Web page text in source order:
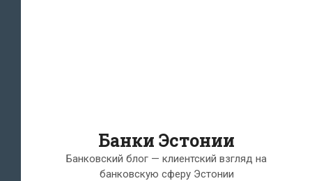
Банки Эстонии
Банковский блог — клиентский взгляд на
банковскую сферу Эстонии